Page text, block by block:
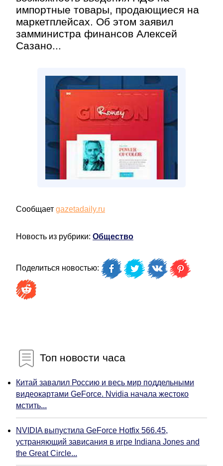
импортные товары, продающиеся на
маркетплейсах. Об этом заявил
замминистра финансов Алексей
Сазано...
Сообщает gazetadaily.ru
Новость из рубрики: Общество
Поделиться новостью:
Топ новости часа
Китай завалил Россию и весь мир поддельными
видеокартами GeForce. Nvidia начала жестоко
мстить...
NVIDIA выпустила GeForce Hotfix 566.45,
устраняющий зависания в игре Indiana Jones and
the Great Circle...